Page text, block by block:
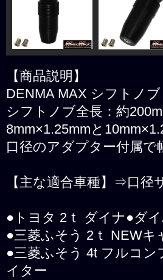
【商品説明】
DENMA MAX シフトノ
シフトノブ全長：約
8mm×1.25mmと
口径のアダプター付属で
【主な適合車種】⇒口径
●トヨタ 2ｔ ダイナ●ダ
●三菱ふそう 2ｔ NEW
●三菱ふそう 4t フルコ
イター